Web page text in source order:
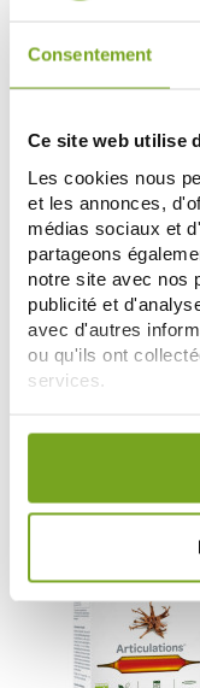
Consentement
Ce site web utilise
Les cookies nous
et les annonces,
médias sociaux et
partageons
notre site avec nos
publicité et
avec d'autres
ou qu'ils ont
services.
Votre choix de
VITAL SANTE
CARTILAMINE
TABLETTES
19,75 €
ДОБАВИТЬ В